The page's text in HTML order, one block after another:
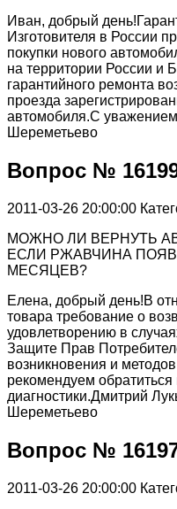
Иван, добрый
Изготовителя в России
покупки нового
на территории России и
гарантийного ремонта
проезда
автомобиля.С
Шереметьево
Вопрос №
2011-03-26 20:00:00
МОЖНО ЛИ ВЕРНУТЬ
ЕСЛИ РЖАВЧИНА
МЕСЯЦЕВ?
Елена, добрый день!В
товара требование о
удовлетворению в
Защите Прав
возникновения и
рекомендуем
диагностики.Дмитрий
Шереметьево
Вопрос №
2011-03-26 20:00:00